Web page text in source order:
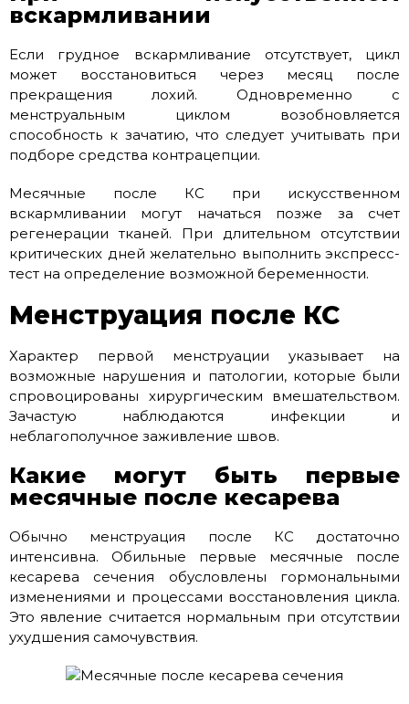
вскармливании
Если грудное вскармливание отсутствует, цикл
может восстановиться через месяц после
прекращения лохий. Одновременно с
менструальным циклом возобновляется
способность к зачатию, что следует учитывать при
подборе средства контрацепции.
Месячные после КС при искусственном
вскармливании могут начаться позже за счет
регенерации тканей. При длительном отсутствии
критических дней желательно выполнить экспресс-
тест на определение возможной беременности.
Менструация после КС
Характер первой менструации указывает на
возможные нарушения и патологии, которые были
спровоцированы хирургическим вмешательством.
Зачастую наблюдаются инфекции и
неблагополучное заживление швов.
Какие могут быть первые
месячные после кесарева
Обычно менструация после КС достаточно
интенсивна. Обильные первые месячные после
кесарева сечения обусловлены гормональными
изменениями и процессами восстановления цикла.
Это явление считается нормальным при отсутствии
ухудшения самочувствия.